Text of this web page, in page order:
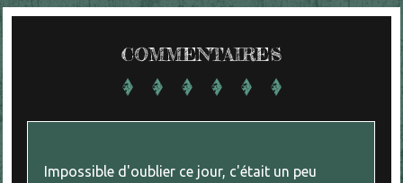
COMMENTAIRES
Impossible d'oublier ce jour, c'était un peu